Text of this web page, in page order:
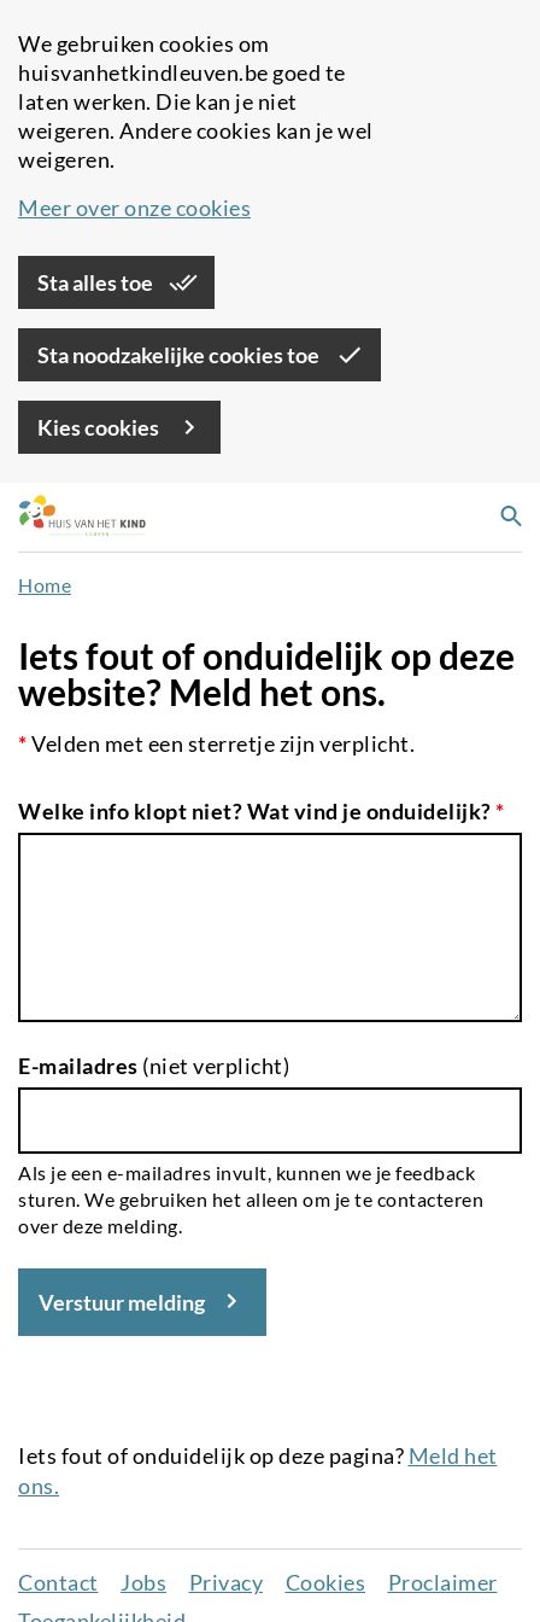
We gebruiken cookies om
huisvanhetkindleuven.be goed te
laten werken. Die kan je niet
weigeren. Andere cookies kan je wel
weigeren.
Meer over onze cookies
Sta alles toe
Sta noodzakelijke cookies toe
Kies cookies
Overslaan
en
naar
de
gaan
Home
Iets fout of onduidelijk op deze
website? Meld het ons.
*Velden met een sterretje zijn verplicht.
Welke info klopt niet? Wat vind je onduidelijk?*
E-mailadres (niet verplicht)
Als je een e-mailadres invult, kunnen we je feedback
sturen. We gebruiken het alleen om je te contacteren
over deze melding.
Verstuur melding
Iets fout of onduidelijk op deze pagina? Meld het
ons.
Juridisch
Contact Jobs Privacy Cookies
Proclaimer